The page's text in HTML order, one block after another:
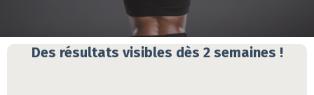
Des résultats visibles dès 2 semaines !